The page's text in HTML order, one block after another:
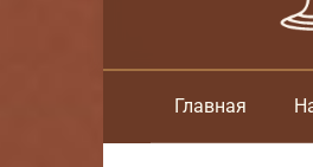
Главная